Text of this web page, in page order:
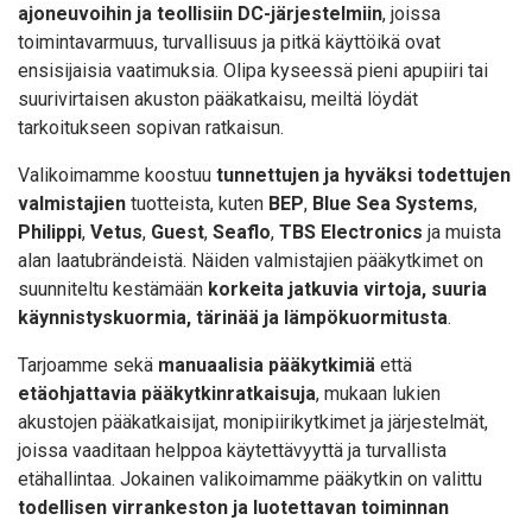
ajoneuvoihin ja teollisiin DC-järjestelmiin, joissa
toimintavarmuus, turvallisuus ja pitkä käyttöikä ovat
ensisijaisia vaatimuksia. Olipa kyseessä pieni apupiiri tai
suurivirtaisen akuston pääkatkaisu, meiltä löydät
tarkoitukseen sopivan ratkaisun.
Valikoimamme koostuu tunnettujen ja hyväksi todettujen
valmistajien tuotteista, kuten BEP, Blue Sea Systems,
Philippi, Vetus, Guest, Seaflo, TBS Electronics ja muista
alan laatubrändeistä. Näiden valmistajien pääkytkimet on
suunniteltu kestämään korkeita jatkuvia virtoja, suuria
käynnistyskuormia, tärinää ja lämpökuormitusta.
Tarjoamme sekä manuaalisia pääkytkimiä että
etäohjattavia pääkytkinratkaisuja, mukaan lukien
akustojen pääkatkaisijat, monipiirikytkimet ja järjestelmät,
joissa vaaditaan helppoa käytettävyyttä ja turvallista
etähallintaa. Jokainen valikoimamme pääkytkin on valittu
todellisen virrankeston ja luotettavan toiminnan